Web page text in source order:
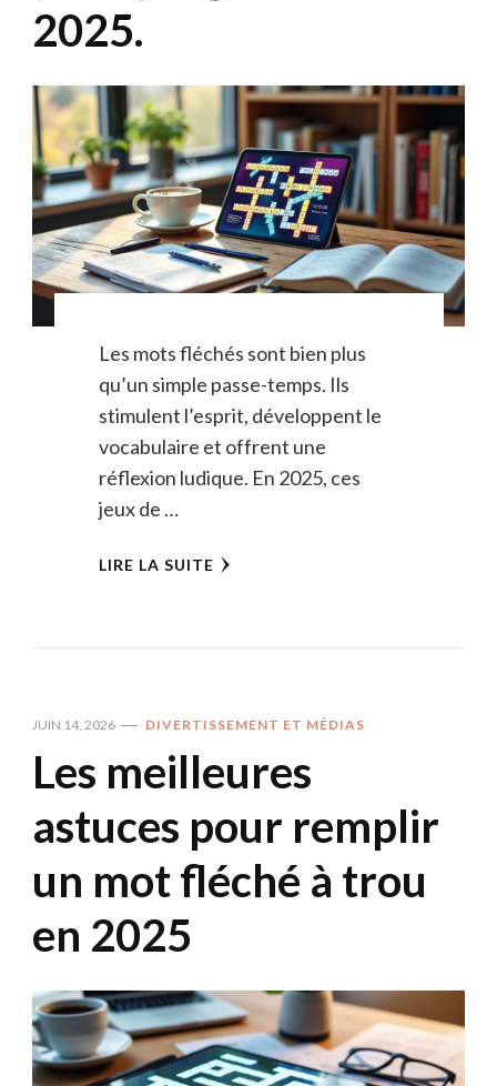
2025.
Les mots fléchés sont bien plus
qu’un simple passe-temps. Ils
stimulent l’esprit, développent le
vocabulaire et offrent une
réflexion ludique. En 2025, ces
jeux de …
LIRE LA SUITE
JUIN 14, 2026 DIVERTISSEMENT ET MÉDIAS
Les meilleures
astuces pour remplir
un mot fléché à trou
en 2025